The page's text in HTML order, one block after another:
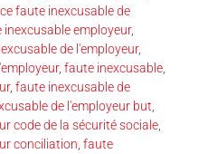
faute inexcusable de
employeur,
de l'employeur,
, faute inexcusable
, faute inexcusable de
de l'employeur but
code de la sécurité sociale
conciliation faute